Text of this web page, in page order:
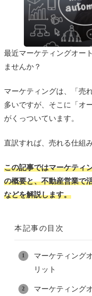
最近マーケティングオー
ませんか？
マーケティングは、「売
多いですが、そこに「オ
がくっついています。
直訳すれば、売れる仕組
この記事ではマーケティ
の概要と、不動産営業で
などを解説します。
本記事の目次
マーケティング
リット
マーケティング